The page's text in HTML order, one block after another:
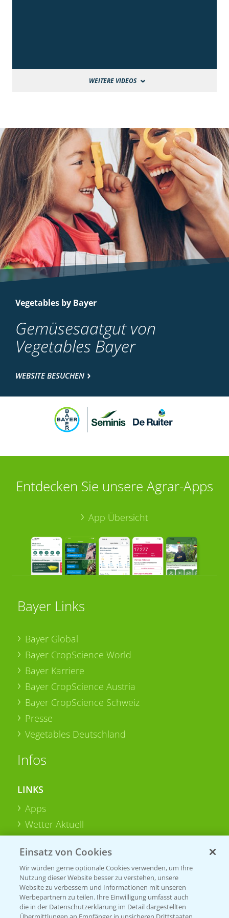
WEITERE VIDEOS
Vegetables by Bayer
Gemüsesaatgut von
Vegetables Bayer
WEBSITE BESUCHEN
Entdecken Sie unsere Agrar-Apps
App Übersicht
Bayer Links
Bayer Global
Bayer CropScience World
Bayer Karriere
Bayer CropScience Austria
Bayer CropScience Schweiz
Presse
Vegetables Deutschland
Infos
LINKS
Apps
Wetter Aktuell
BROSCHÜREN
Ackerbau
Saatgut
Sonderkulturen
Einsatz von Cookies
Wir würden gerne optionale Cookies verwenden, um Ihre
Nutzung dieser Website besser zu verstehen, unsere
Website zu verbessern und Informationen mit unseren
Werbepartnern zu teilen. Ihre Einwilligung umfasst auch
die in der Datenschutzerklärung im Detail dargestellten